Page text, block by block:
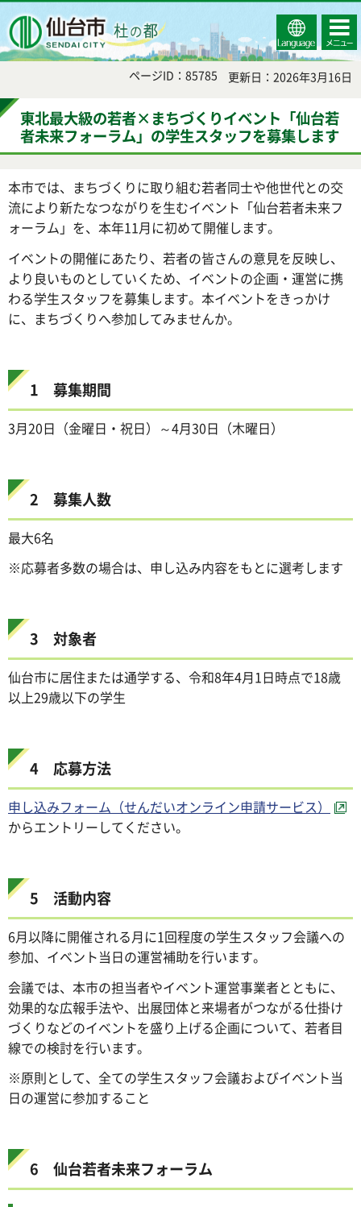
Select
Language
コンテ
ンツメ
ニュー
ページID：85785 更新日：2026年3月16日
東北最大級の若者×まちづくりイベント「仙台若
者未来フォーラム」の学生スタッフを募集します
本市では、まちづくりに取り組む若者同士や他世代との交
流により新たなつながりを生むイベント「仙台若者未来フ
ォーラム」を、本年11月に初めて開催します。
イベントの開催にあたり、若者の皆さんの意見を反映し、
より良いものとしていくため、イベントの企画・運営に携
わる学生スタッフを募集します。本イベントをきっかけ
に、まちづくりへ参加してみませんか。
1 募集期間
3月20日（金曜日・祝日）～4月30日（木曜日）
2 募集人数
最大6名
※応募者多数の場合は、申し込み内容をもとに選考します
3 対象者
仙台市に居住または通学する、令和8年4月1日時点で18歳
以上29歳以下の学生
4 応募方法
申し込みフォーム（せんだいオンライン申請サービス）
からエントリーしてください。
5 活動内容
6月以降に開催される月に1回程度の学生スタッフ会議への
参加、イベント当日の運営補助を行います。
会議では、本市の担当者やイベント運営事業者とともに、
効果的な広報手法や、出展団体と来場者がつながる仕掛け
づくりなどのイベントを盛り上げる企画について、若者目
線での検討を行います。
※原則として、全ての学生スタッフ会議およびイベント当
日の運営に参加すること
6 仙台若者未来フォーラム